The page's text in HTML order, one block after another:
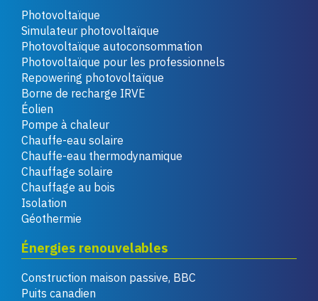
Photovoltaïque
Simulateur photovoltaïque
Photovoltaïque autoconsommation
Photovoltaïque pour les professionnels
Repowering photovoltaïque
Borne de recharge IRVE
Éolien
Pompe à chaleur
Chauffe-eau solaire
Chauffe-eau thermodynamique
Chauffage solaire
Chauffage au bois
Isolation
Géothermie
Énergies renouvelables
Construction maison passive, BBC
Puits canadien